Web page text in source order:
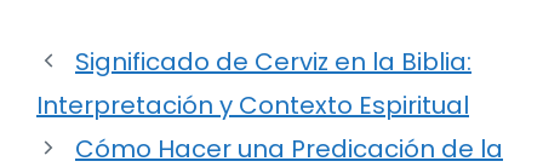
Significado de Cerviz en la Biblia:
Interpretación y Contexto Espiritual
Cómo Hacer una Predicación de la